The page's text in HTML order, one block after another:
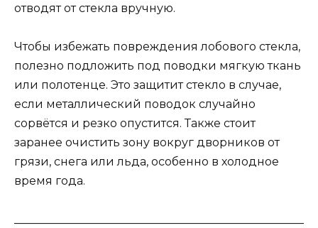
отводят от стекла вручную.
Чтобы избежать повреждения лобового стекла,
полезно подложить под поводки мягкую ткань
или полотенце. Это защитит стекло в случае,
если металлический поводок случайно
сорвётся и резко опустится. Также стоит
заранее очистить зону вокруг дворников от
грязи, снега или льда, особенно в холодное
время года.